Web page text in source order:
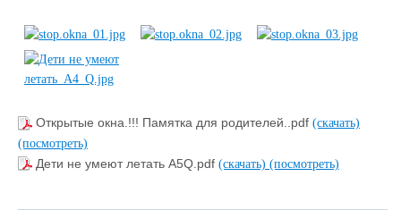
Открытые окна.!!! Памятка для родителей..pdf (скачать)
(посмотреть)
Дети не умеют летать А5Q.pdf (скачать) (посмотреть)